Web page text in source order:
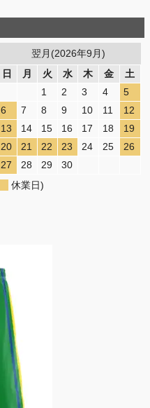
翌月(2026年9月)
日
月 火 水 木 金
土
1
2 3 4
5
6
7 8 9 10 11
12
13
14 15 16 17 18
19
20
21 22 23 24 25
26
27
28 29
30
休業日)